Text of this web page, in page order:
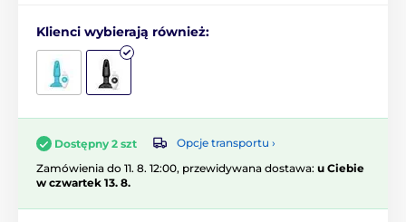
Klienci wybierają również:
Dostępny 2 szt
Opcje transportu ›
Zamówienia do 11. 8. 12:00, przewidywana dostawa: u Ciebie
w czwartek 13. 8.